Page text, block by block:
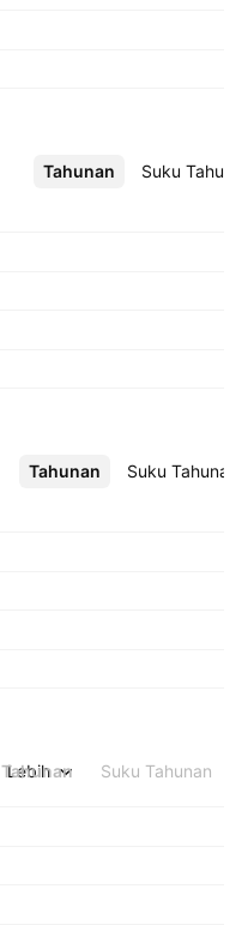
Tahunan Suku
Lebih
Tahunan Suku Tahunan
Lebih
Tahunan Suku Tahunan
Lebih